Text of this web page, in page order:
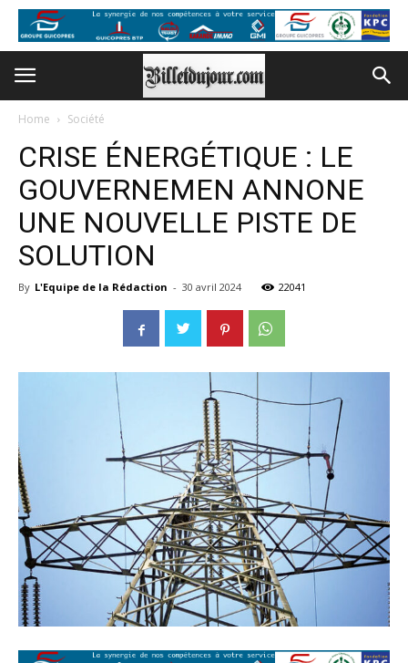
Home Société
CRISE ÉNERGÉTIQUE : LE
GOUVERNEMEN ANNONE
UNE NOUVELLE PISTE DE
SOLUTION
By L'Equipe de la Rédaction - 30 avril 2024 22041